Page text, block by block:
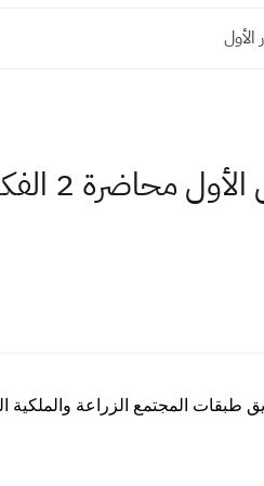
محاظرة
الفكر الاقتصادي عند الاغريق طبقات المجتمع